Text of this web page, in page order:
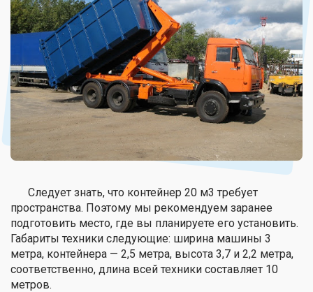
Следует знать, что контейнер 20 м3 требует
пространства. Поэтому мы рекомендуем заранее
подготовить место, где вы планируете его установить.
Габариты техники следующие: ширина машины 3
метра, контейнера — 2,5 метра, высота 3,7 и 2,2 метра,
соответственно, длина всей техники составляет 10
метров.